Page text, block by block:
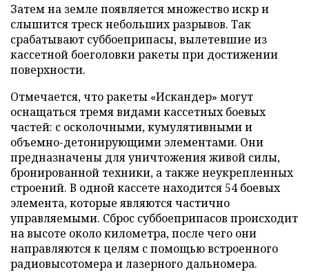
Затем на земле появляется множество искр и
слышится треск небольших разрывов. Так
срабатывают суббоеприпасы, вылетевшие из
кассетной боеголовки ракеты при достижении
поверхности.
Отмечается, что ракеты «Искандер» могут
оснащаться тремя видами кассетных боевых
частей: с осколочными, кумулятивными и
объемно-детонирующими элементами. Они
предназначены для уничтожения живой силы,
бронированной техники, а также неукрепленных
строений. В одной кассете находится 54 боевых
элемента, которые являются частично
управляемыми. Сброс суббоеприпасов происходит
на высоте около километра, после чего они
направляются к целям с помощью встроенного
радиовысотомера и лазерного дальномера.